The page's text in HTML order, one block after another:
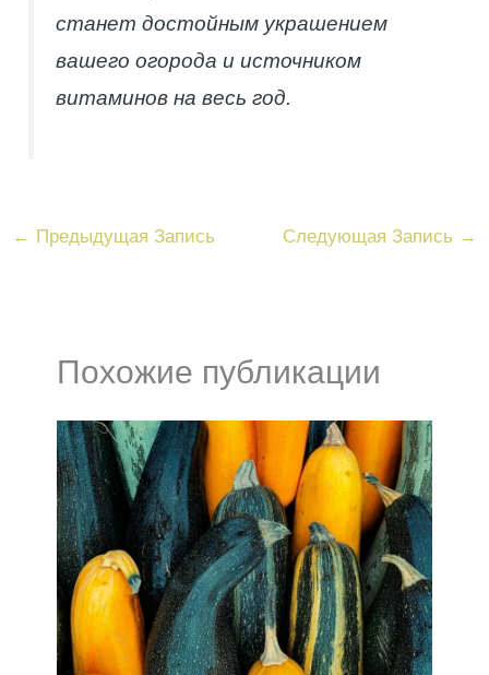
станет достойным украшением
вашего огорода и источником
витаминов на весь год.
← Предыдущая Запись Следующая Запись →
Похожие публикации